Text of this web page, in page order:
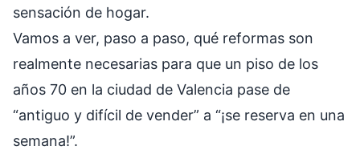
sensación de hogar.
Vamos a ver, paso a paso, qué reformas son
realmente necesarias para que un piso de los
años 70 en la ciudad de Valencia pase de
“antiguo y difícil de vender” a “¡se reserva en una
semana!”.